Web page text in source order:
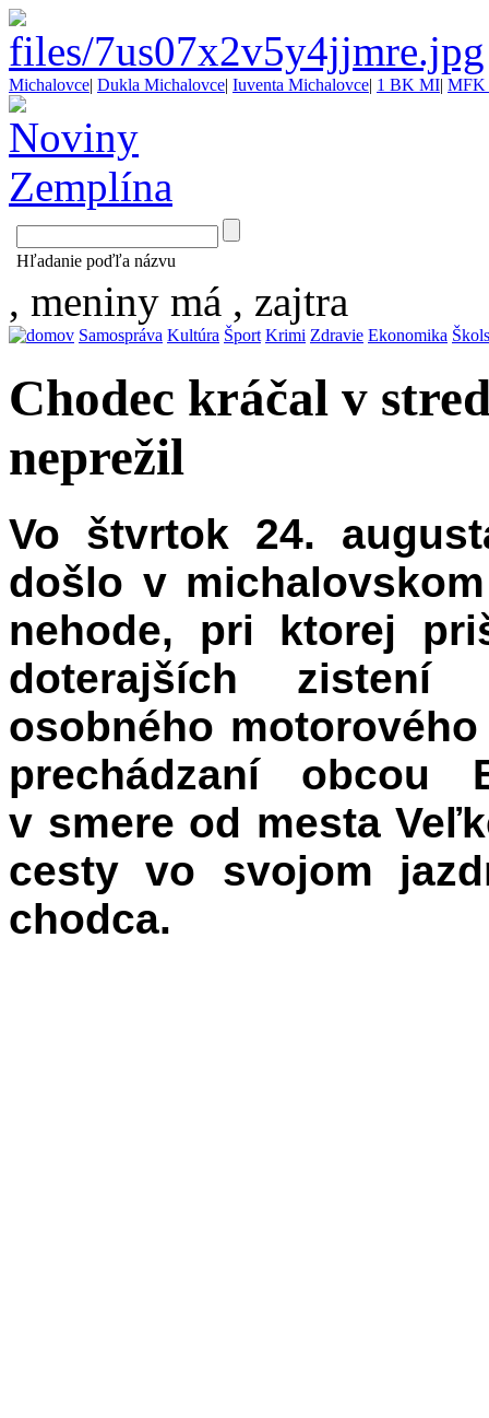
Michalovce| Dukla Michalovce| Iuventa Michalovce| 1 BK MI| MFK
Hľadanie poďľa názvu
, meniny má , zajtra
Samospráva Kultúra Šport Krimi Zdravie Ekonomika
Chodec kráčal v
neprežil
Vo štvrtok 24.
došlo v
nehode, pri ktorej
doterajších zistení
osobného
prechádzaní obcou
v smere od mesta
cesty vo svojom
chodca.